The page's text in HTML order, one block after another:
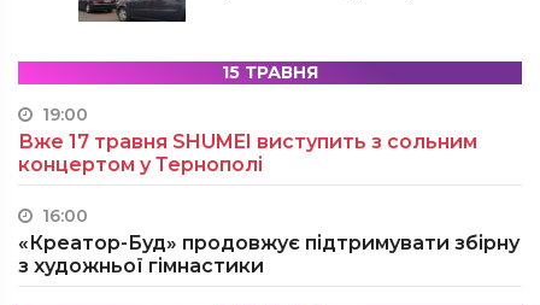
15 ТРАВНЯ
19:00
Вже 17 травня SHUMEI виступить з сольним
концертом у Тернополі
16:00
«Креатор-Буд» продовжує підтримувати збірну
з художньої гімнастики